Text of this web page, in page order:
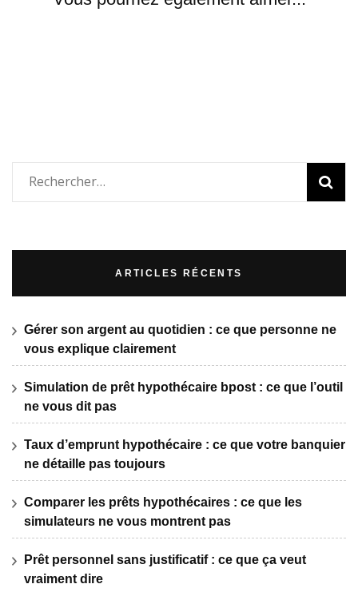
Rechercher :
ARTICLES RÉCENTS
Gérer son argent au quotidien : ce que personne ne
vous explique clairement
Simulation de prêt hypothécaire bpost : ce que l’outil
ne vous dit pas
Taux d’emprunt hypothécaire : ce que votre banquier
ne détaille pas toujours
Comparer les prêts hypothécaires : ce que les
simulateurs ne vous montrent pas
Prêt personnel sans justificatif : ce que ça veut
vraiment dire